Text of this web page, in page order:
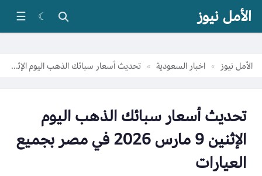
الأمل نيوز ☾
☰
الأمل نيوز » اخبار السعودية » تحديث أسعار سبائك الذهب اليوم الإثنين 9 مارس 2026 في مصر بجميع العيارات
تحديث أسعار سبائك الذهب اليوم
الإثنين 9 مارس 2026 في مصر بجميع
العيارات